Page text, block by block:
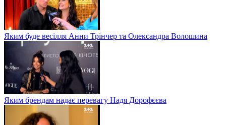
Яким буде весілля Анни Трінчер та Олександра Волошина
Яким брендам надає перевагу Надя Дорофєєва